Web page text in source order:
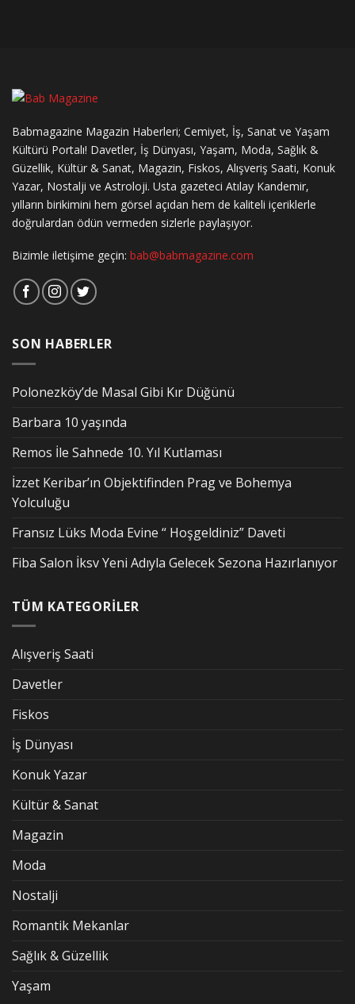
Babmagazine Magazin Haberleri; Cemiyet, İş, Sanat ve Yaşam
Kültürü Portalı! Davetler, İş Dünyası, Yaşam, Moda, Sağlık &
Güzellik, Kültür & Sanat, Magazin, Fiskos, Alışveriş Saati, Konuk
Yazar, Nostalji ve Astroloji. Usta gazeteci Atılay Kandemir,
yılların birikimini hem görsel açıdan hem de kaliteli içeriklerle
doğrulardan ödün vermeden sizlerle paylaşıyor.
Bizimle iletişime geçin: bab@babmagazine.com
SON HABERLER
Polonezköy’de Masal Gibi Kır Düğünü
Barbara 10 yaşında
Remos İle Sahnede 10. Yıl Kutlaması
İzzet Keribar’ın Objektifinden Prag ve Bohemya
Yolculuğu
Fransız Lüks Moda Evine “ Hoşgeldiniz” Daveti
Fiba Salon İksv Yeni Adıyla Gelecek Sezona Hazırlanıyor
TÜM KATEGORİLER
Alışveriş Saati
Davetler
Fiskos
İş Dünyası
Konuk Yazar
Kültür & Sanat
Magazin
Moda
Nostalji
Romantik Mekanlar
Sağlık & Güzellik
Yaşam